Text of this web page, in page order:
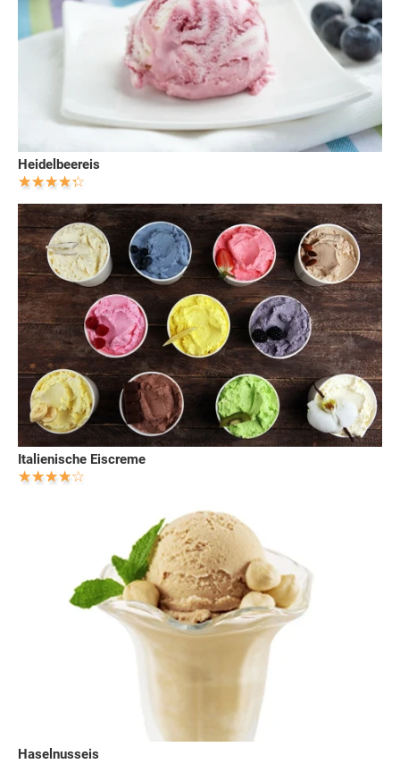
Heidelbeereis
Italienische Eiscreme
Haselnusseis